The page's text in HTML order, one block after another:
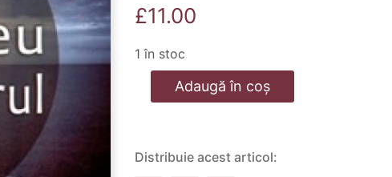
£11.00
1 în stoc
Cantitate
Dumnezeu
vindecatorul
Adaugă în coș
Distribuie acest articol: